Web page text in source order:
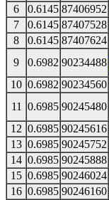
6
0.6145 87406952
7
0.6145 87407528
8
0.6145 87407624
9
0.6982 90234488
10 0.6982 90234560
11
0.6985 90245480
12 0.6985 90245616
13 0.6985 90245752
14 0.6985 90245888
15 0.6985 90246024
16 0.6985 90246160